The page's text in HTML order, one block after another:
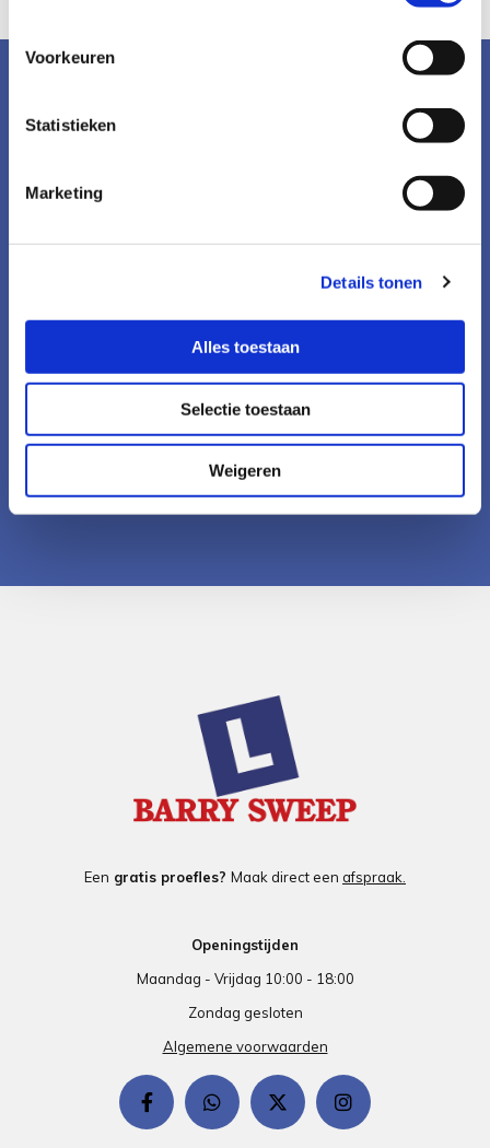
Voorkeuren
Statistieken
Marketing
Details tonen
Alles toestaan
Selectie toestaan
Weigeren
te bekijken.
Een gratis proefles? Maak direct een afspraak.
Openingstijden
Maandag - Vrijdag 10:00 - 18:00
Zondag gesloten
Algemene voorwaarden